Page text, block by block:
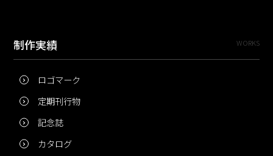
制作実績 WORKS
ロゴマーク
定期刊行物
記念誌
カタログ